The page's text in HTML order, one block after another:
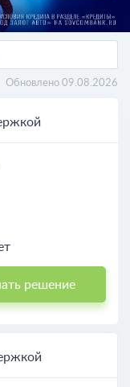
Обновлено 09.08.2026
решение